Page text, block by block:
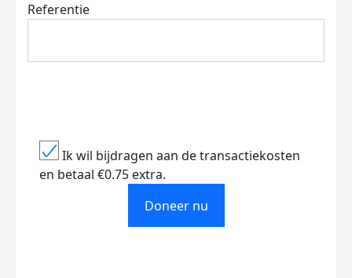
Referentie
Ik wil bijdragen aan de transactiekosten
en betaal €0.75 extra.
Doneer nu